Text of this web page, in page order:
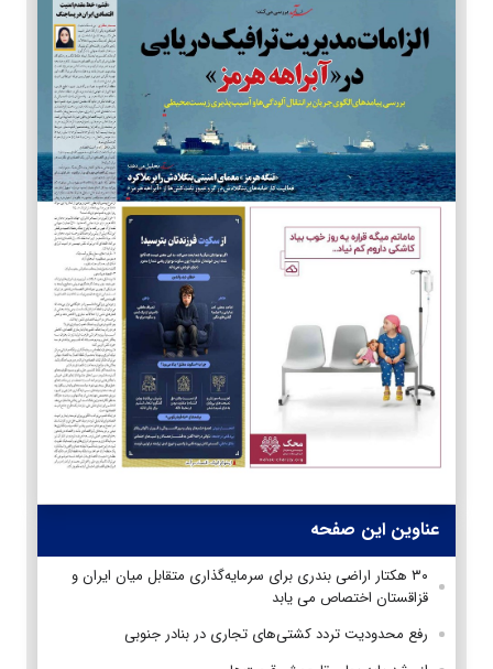
عناوین این صفحه
۳۰ هکتار اراضی بندری برای سرمایه‌گذاری متقابل میان ایران و
قزاقستان اختصاص می یابد
رفع محدودیت تردد کشتی‌های تجاری در بنادر جنوبی